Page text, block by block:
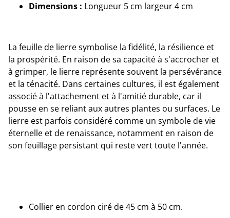
Dimensions : Longueur 5 cm largeur 4 cm
La feuille de lierre symbolise la fidélité, la résilience et
la prospérité. En raison de sa capacité à s'accrocher et
à grimper, le lierre représente souvent la persévérance
et la ténacité. Dans certaines cultures, il est également
associé à l'attachement et à l'amitié durable, car il
pousse en se reliant aux autres plantes ou surfaces. Le
lierre est parfois considéré comme un symbole de vie
éternelle et de renaissance, notamment en raison de
son feuillage persistant qui reste vert toute l'année.
Collier en cordon ciré de 45 cm à 50 cm.